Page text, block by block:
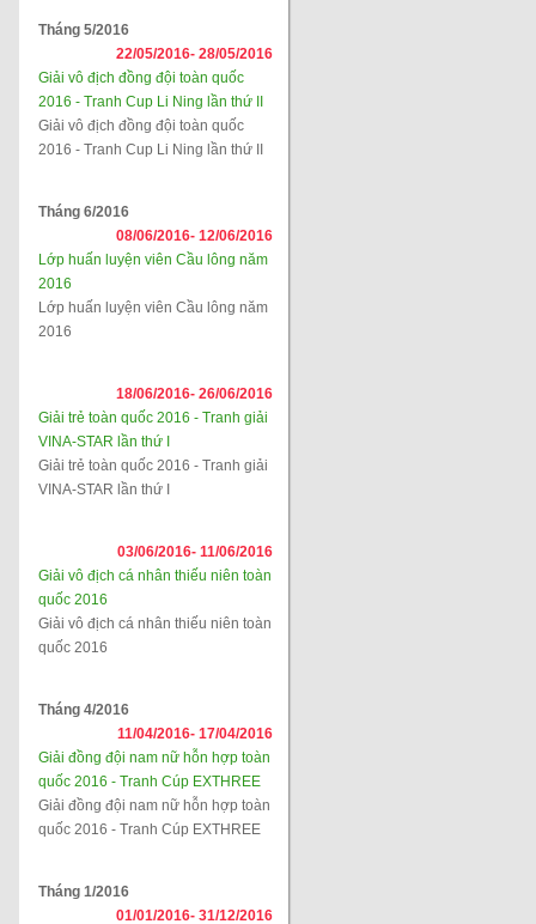
Tháng 5/2016
22/05/2016- 28/05/2016
Giải vô địch đồng đội toàn quốc
2016 - Tranh Cup Li Ning lần thứ II
Giải vô địch đồng đội toàn quốc
2016 - Tranh Cup Li Ning lần thứ II
Tháng 6/2016
08/06/2016- 12/06/2016
Lớp huấn luyện viên Cầu lông năm
2016
Lớp huấn luyện viên Cầu lông năm
2016
18/06/2016- 26/06/2016
Giải trẻ toàn quốc 2016 - Tranh giải
VINA-STAR lần thứ I
Giải trẻ toàn quốc 2016 - Tranh giải
VINA-STAR lần thứ I
03/06/2016- 11/06/2016
Giải vô địch cá nhân thiếu niên toàn
quốc 2016
Giải vô địch cá nhân thiếu niên toàn
quốc 2016
Tháng 4/2016
11/04/2016- 17/04/2016
Giải đồng đội nam nữ hỗn hợp toàn
quốc 2016 - Tranh Cúp EXTHREE
Giải đồng đội nam nữ hỗn hợp toàn
quốc 2016 - Tranh Cúp EXTHREE
Tháng 1/2016
01/01/2016- 31/12/2016